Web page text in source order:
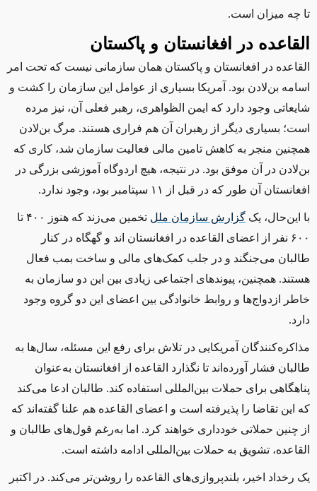
تا چه میزان است.
القاعده در افغانستان و پاکستان
القاعده در افغانستان و پاکستان همان سازمانی نیست که تحت امر
اسامه بن‌لادن بود. آمریکا بسیاری از عوامل این سازمان را کشت و
شایعاتی وجود دارد که ایمن الظواهری، رهبر فعلی آن، نیز مرده
است؛ بسیاری دیگر از رهبران آن هم فراری هستند. مرگ بن‌لادن
همچنین منجر به کاهش تامین مالی فعالیت سازمان شد، کاری که
بن‌لادن در آن موفق بود. در نتیجه، هیچ اردوگاه آموزشی بزرگی در
افغانستان آن ‌طور که در قبل از ۱۱ سپتامبر بود، وجود ندارد.
با این‌حال، یک گزارش سازمان ملل
تخمین می‌زند که هنوز ۴۰۰ تا
۶۰۰ نفر از اعضای القاعده در افغانستان اند و گهگاه در کنار
طالبان می‌جنگند و در جلب کمک‌های مالی و ساخت بمب فعال
هستند. همچنین، پیوندهای اجتماعی زیادی بین این دو سازمان به‌
خاطر ازدواج‌ها و روابط خانوادگی بین اعضای این دو گروه وجود
دارد.
مذاکره‌کنندگان آمریکایی در تلاش برای رفع این مسئله، سال‌ها به
طالبان فشار آورده‌اند تا نگذارد القاعده از افغانستان به‌عنوان
پناهگاهی برای حملات بین‌المللی استفاده کند. طالبان ادعا می‌کند
که این تقاضا را پذیرفته است و اعضای القاعده هم علنا گفته‌اند که
از چنین حملاتی خودداری خواهند کرد. اما به‌رغم قول‌های طالبان و
القاعده، تشویق به حملات بین‌المللی ادامه داشته است.
یک رخداد اخیر، بلندپروازی‌های القاعده را روشن‌تر می‌کند. در اکتبر